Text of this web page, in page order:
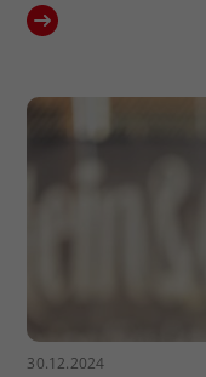
30.12.2024